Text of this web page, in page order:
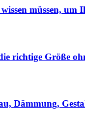
müssen, um
richtige Größe
Dämmung,